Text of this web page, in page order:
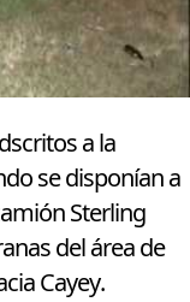
a la
se disponían a
Sterling
del área de
Cayey.